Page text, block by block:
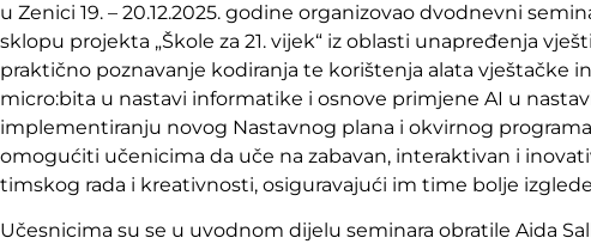
u Zenici 19. – 20.12.2025. godine organizovao dvodnevni
sklopu projekta „Škole za 21. vijek“ iz oblasti unapređenja
praktično poznavanje kodiranja te korištenja alata vještačke
micro:bita u nastavi informatike i osnove primjene AI u
implementiranju novog Nastavnog plana i okvirnog
omogućiti učenicima da uče na zabavan, interaktivan i
timskog rada i kreativnosti, osiguravajući im time bolje
Učesnicima su se u uvodnom dijelu seminara obratile Aida